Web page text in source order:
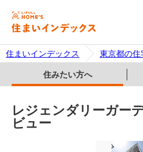
住まいインデックス 東京都の住
住みたい方へ
レジェンダリーガー
ビュー